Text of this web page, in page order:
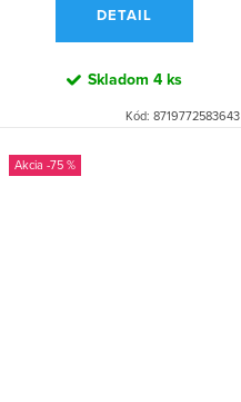
DETAIL
Skladom 4 ks
Kód: 8719772583643
-75 %